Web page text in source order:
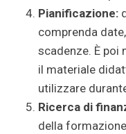
Pianificazione:
comprenda
scadenze. È poi
il materiale
utilizzare
Ricerca di
della